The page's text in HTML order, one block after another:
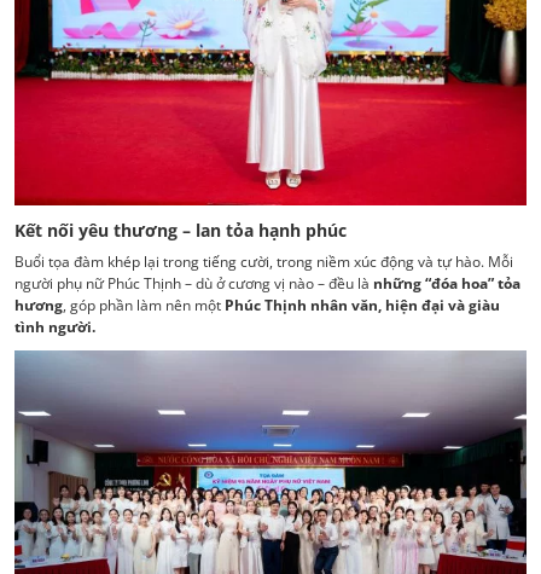
Kết nối yêu thương – lan tỏa hạnh phúc
Buổi tọa đàm khép lại trong tiếng cười, trong niềm xúc động và tự hào. Mỗi
người phụ nữ Phúc Thịnh – dù ở cương vị nào – đều là những “đóa hoa” tỏa
hương, góp phần làm nên một Phúc Thịnh nhân văn, hiện đại và giàu
tình người.